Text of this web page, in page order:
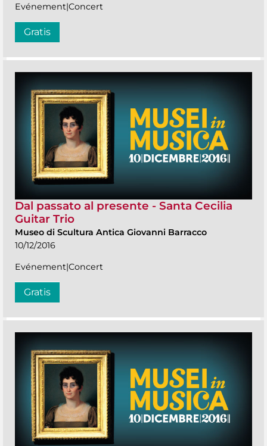
Evénement|Concert
Gratis
Dal passato al presente - Santa Cecilia
Guitar Trio
Museo di Scultura Antica Giovanni Barracco
10/12/2016
Evénement|Concert
Gratis